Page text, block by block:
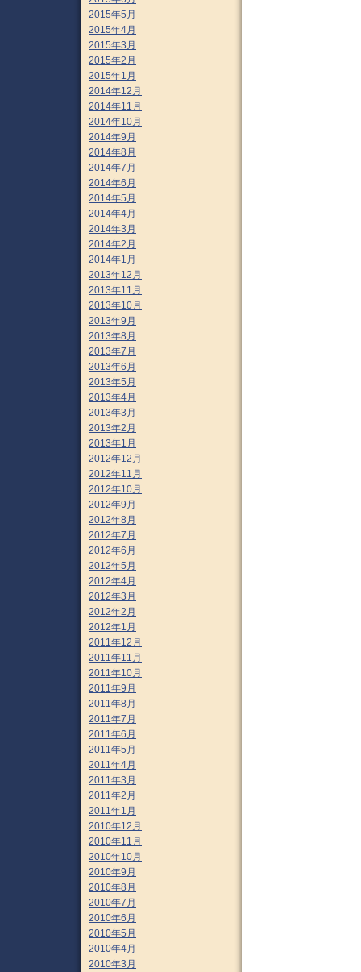
2015年5月
2015年4月
2015年3月
2015年2月
2015年1月
2014年12月
2014年11月
2014年10月
2014年9月
2014年8月
2014年7月
2014年6月
2014年5月
2014年4月
2014年3月
2014年2月
2014年1月
2013年12月
2013年11月
2013年10月
2013年9月
2013年8月
2013年7月
2013年6月
2013年5月
2013年4月
2013年3月
2013年2月
2013年1月
2012年12月
2012年11月
2012年10月
2012年9月
2012年8月
2012年7月
2012年6月
2012年5月
2012年4月
2012年3月
2012年2月
2012年1月
2011年12月
2011年11月
2011年10月
2011年9月
2011年8月
2011年7月
2011年6月
2011年5月
2011年4月
2011年3月
2011年2月
2011年1月
2010年12月
2010年11月
2010年10月
2010年9月
2010年8月
2010年7月
2010年6月
2010年5月
2010年4月
2010年3月